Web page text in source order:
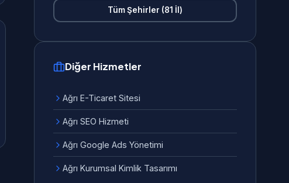
Tüm Şehirler (81 İl)
Diğer Hizmetler
Ağrı E-Ticaret Sitesi
Ağrı SEO Hizmeti
Ağrı Google Ads Yönetimi
Ağrı Kurumsal Kimlik Tasarımı